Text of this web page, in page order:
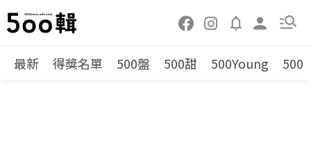
最新 得獎名單 500盤 500甜 500Young 500